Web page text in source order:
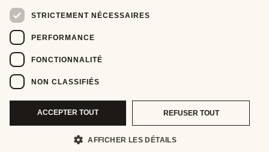
STRICTEMENT NÉCESSAIRES
PERFORMANCE
FONCTIONNALITÉ
NON CLASSIFIÉS
ACCEPTER TOUT REFUSER TOUT
AFFICHER LES DÉTAILS